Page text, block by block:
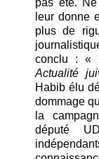
leur donne
plus de
conclu : «
Actualité
Habib élu
dommage
la
député